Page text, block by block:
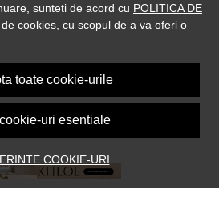
sunteti de acord cu POLITICA DE
cookies, cu scopul de a va oferi o
toate cookie-urile
uri esentiale
COOKIE-URI